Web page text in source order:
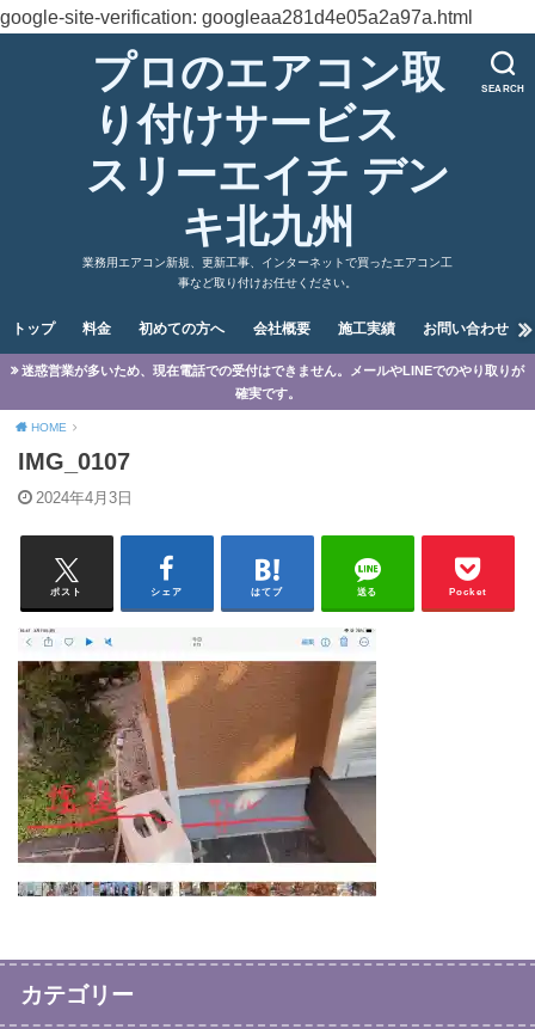
google-site-verification: googleaa281d4e05a2a97a.html
SEARCH
プロのエアコン取
り付けサービス
スリーエイチ デン
キ北九州
業務用エアコン新規、更新工事、インターネットで買ったエアコン工
事など取り付けお任せください。
トップ 料金 初めての方へ 会社概要 施工実績 お問い合わせ
迷惑営業が多いため、現在電話での受付はできません。メールやLINEでのやり取りが
確実です。
HOME
IMG_0107
2024年4月3日
ポスト シェア はてブ 送る Pocket
カテゴリー